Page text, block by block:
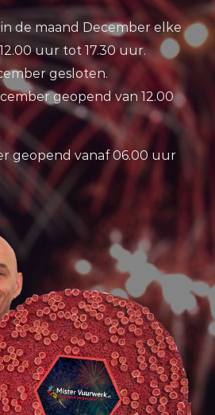
de maand December elke
uur tot 17.30 uur.
gesloten.
geopend van 12.00
geopend vanaf 06.00 uur